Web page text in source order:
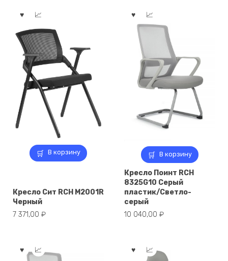
В корзину
Кресло Сит RCH M2001R
Черный
7 371,00 ₽
В корзину
Кресло Поинт RCH
8325G10 Серый
пластик/Светло-
серый
10 040,00 ₽